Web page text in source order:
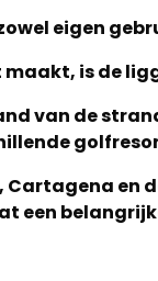
eigen
is de
van de
en
een